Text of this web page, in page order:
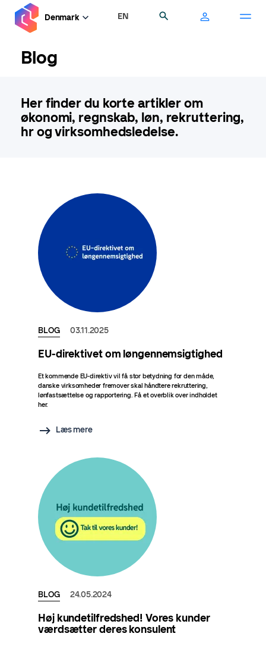
hovedindhold
Denmark EN
Blog
Her finder du korte artikler om
økonomi, regnskab, løn, rekruttering,
hr og virksomhedsledelse.
BLOG 03.11.2025
EU-direktivet om løngennemsigtighed
Et kommende EU-direktiv vil få stor betydning for den måde,
danske virksomheder fremover skal håndtere rekruttering,
lønfastsættelse og rapportering. Få et overblik over indholdet
her.
Læs mere
BLOG 24.05.2024
Høj kundetilfredshed! Vores kunder
værdsætter deres konsulent